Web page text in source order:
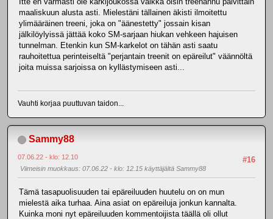
maaliskuun alusta asti. Mielestäni tällainen äkisti ilmoitettu
ylimääräinen treeni, joka on "äänestetty" jossain kisan
jälkilöylyissä jättää koko SM-sarjaan hiukan vehkeen hajuisen
tunnelman. Etenkin kun SM-karkelot on tähän asti saatu
rauhoitettua perinteiseltä "perjantain treenit on epäreilut" väännöltä
joita muissa sarjoissa on kyllästymiseen asti...
Vauhti korjaa puuttuvan taidon...
Sammy88
#16
07.06.22 - klo: 12.10
Viimeisin muokkaus: 07.06.22 - klo: 12.15 käyttäjältä Sammy88
Tämä tasapuolisuuden tai epäreiluuden huutelu on on mun
mielestä aika turhaa. Aina asiat on epäreiluja jonkun kannalta.
Kuinka moni nyt epäreiluuden kommentoijista täällä oli ollut